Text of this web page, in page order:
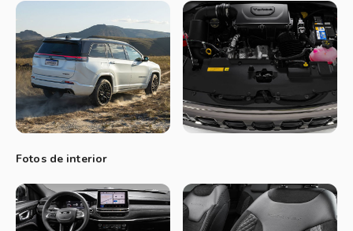
• GME: 2.0 Turbo (nafta), 4 cilindros en línea, 272cv y 400
Nm de torque, con caja automática de 9 velocidades.
Diseño
Queda a las claras que Jeep tenía que distinguirse por sobre
el resto de la gama con Commander, siendo más elegante
que un Compass Limited y no tan juvenil como el Renegade.
Fotos de interior